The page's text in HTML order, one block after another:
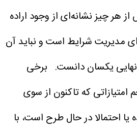
هر چیز نشانه‌ای از وجود اراده
مدیریت شرایط است و نباید آن
یکسان دانست. برخی
امتیازاتی که تاکنون از سوی
احتمالا در حال طرح است، با